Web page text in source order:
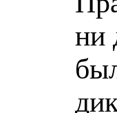
ни